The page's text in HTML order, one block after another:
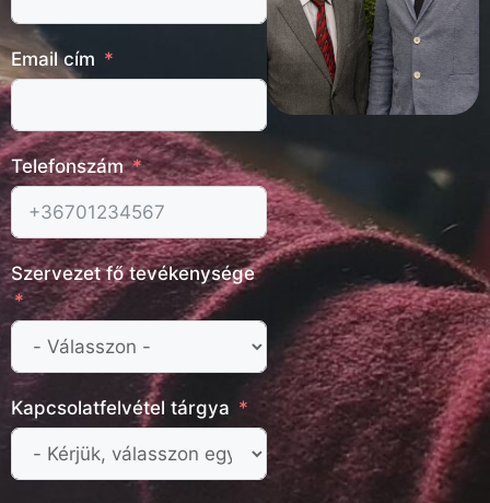
Email cím
Telefonszám
Szervezet fő tevékenysége
Kapcsolatfelvétel tárgya